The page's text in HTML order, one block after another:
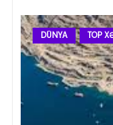
DÜNYA TOP